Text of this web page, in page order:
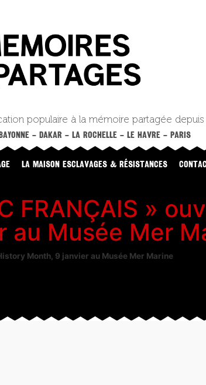
populaire à la mémoire partagée
– DAKAR – LA ROCHELLE – LE HAVRE – PARIS
LA MAISON ESCLAVAGES & RÉSISTANCES
FRANÇAIS »
au Musée Mer
Month, 9 janvier au Musée Mer Marine